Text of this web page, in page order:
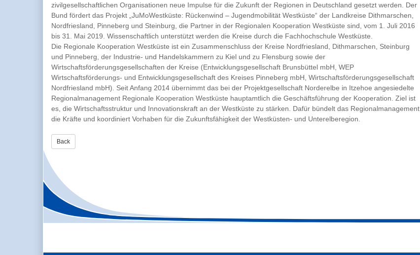
zivilgesellschaftlichen Organisationen neue Impulse für die Zukunft der Regionen in Deutschland gesetzt werden. Der
Bund fördert das Projekt „JuMoWestküste: Rückenwind – Jugendmobilität Westküste“ der Landkreise Dithmarschen,
Nordfriesland, Pinneberg und Steinburg, die Partner in der Regionalen Kooperation Westküste sind, vom 1. Juli 2016
bis 31. Mai 2019. Wissenschaftlich unterstützt werden die Kreise durch die Fachhochschule Westküste.
Die Regionale Kooperation Westküste ist ein Zusammenschluss der Kreise Nordfriesland, Dithmarschen, Steinburg
und Pinneberg, der Industrie- und Handelskammern zu Kiel und zu Flensburg sowie der
Wirtschaftsförderungsgesellschaften der Kreise (Entwicklungsgesellschaft Brunsbüttel mbH, WEP
Wirtschaftsförderungs- und Entwicklungsgesellschaft des Kreises Pinneberg mbH, Wirtschaftsförderungsgesellschaft
Nordfriesland mbH). Seit Anfang 2014 übernimmt das bei der Projektgesellschaft Norderelbe in Itzehoe angesiedelte
Regionalmanagement Regionale Kooperation Westküste hauptamtlich die Geschäftsführung der Kooperation. Ziel ist
es, die Wirtschaftsstruktur und Innovationskraft an der Westküste zu stärken. Dafür bündelt das Regionalmanagement
die Kräfte und koordiniert Vorhaben für die Zukunftsfähigkeit der Westküsten- und Unterelberegion.
Back